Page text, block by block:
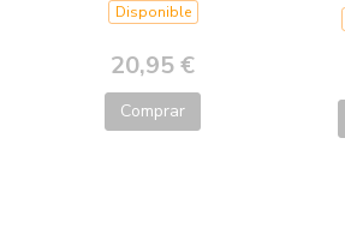
Disponible
20,95 €
Comprar